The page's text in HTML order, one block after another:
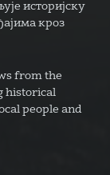
историјску
кроз
from the
historical
people and